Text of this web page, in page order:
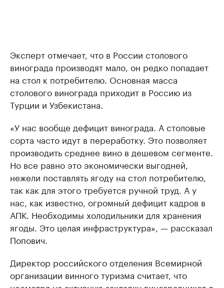
Эксперт отмечает, что в России столового
винограда производят мало, он редко попадает
на стол к потребителю. Основная масса
столового винограда приходит в Россию из
Турции и Узбекистана.
«У нас вообще дефицит винограда. А столовые
сорта часто идут в переработку. Это позволяет
производить среднее вино в дешевом сегменте.
Но все равно это экономически выгодней,
нежели поставлять ягоду на стол потребителю,
так как для этого требуется ручной труд. А у
нас, как известно, огромный дефицит кадров в
АПК. Необходимы холодильники для хранения
ягоды. Это целая инфраструктура», — рассказал
Попович.
Директор российского отделения Всемирной
организации винного туризма считает, что